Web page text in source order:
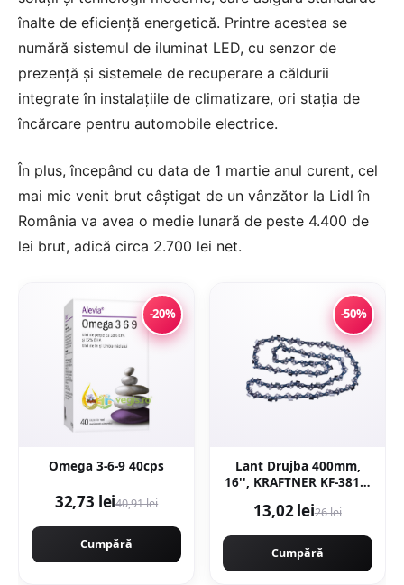
înalte de eficiență energetică. Printre acestea se
numără sistemul de iluminat LED, cu senzor de
prezență și sistemele de recuperare a căldurii
integrate în instalațiile de climatizare, ori stația de
încărcare pentru automobile electrice.
În plus, începând cu data de 1 martie anul curent, cel
mai mic venit brut câștigat de un vânzător la Lidl în
România va avea o medie lunară de peste 4.400 de
lei brut, adică circa 2.700 lei net.
-20%
Omega 3-6-9 40cps
32,73 lei40,91 lei
Cumpără
-50%
Lant Drujba 400mm,
16'', KRAFTNER KF-3817,
0.325 motofierastrau
13,02 lei26 lei
Cumpără